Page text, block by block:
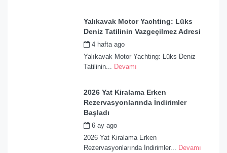
Yalıkavak Motor Yachting: Lüks
Deniz Tatilinin Vazgeçilmez Adresi
4 hafta ago
Yalıkavak Motor Yachting: Lüks Deniz
Tatilinin... Devamı
2026 Yat Kiralama Erken
Rezervasyonlarında İndirimler
Başladı
6 ay ago
2026 Yat Kiralama Erken
Rezervasyonlarında İndirimler... Devamı